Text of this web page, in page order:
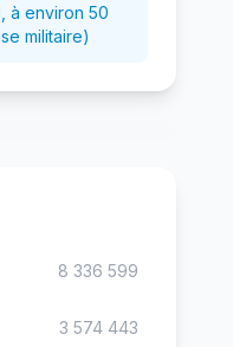
à environ 50
militaire)
8 336 599
3 574 443